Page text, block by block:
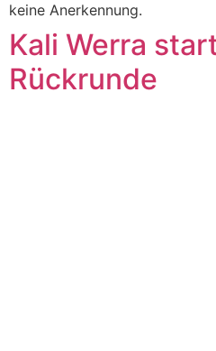
keine Anerkennung.
Kali Werra
Rückrunde